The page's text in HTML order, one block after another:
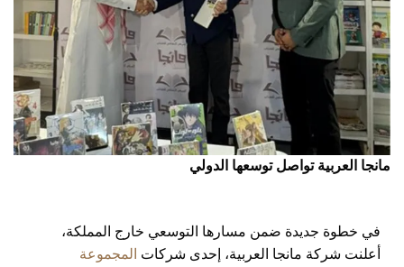
مانجا العربية تواصل توسعها الدولي
في خطوة جديدة ضمن مسارها التوسعي خارج المملكة،
أعلنت شركة مانجا العربية، إحدى شركات المجموعة